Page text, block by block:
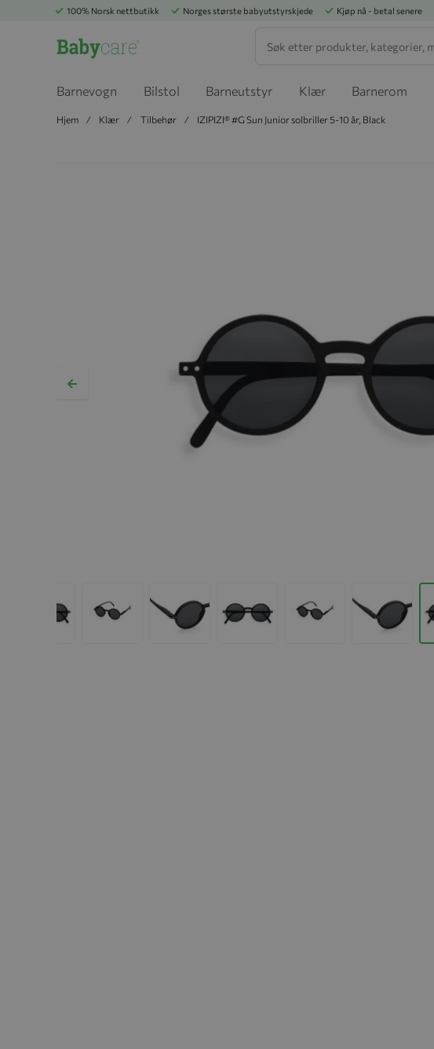
100% Norsk nettbutikk Norges største babyutstyrskjede Kjøp nå - betal senere
Barnevogn Bilstol Barneutstyr Klær Barnerom
Hjem Klær Tilbehør IZIPIZI® #G Sun Junior solbriller 5-10 år, Black